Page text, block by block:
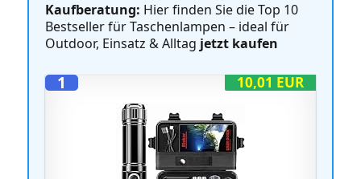
Kaufberatung: Hier finden Sie die Top 10
Bestseller für Taschenlampen – ideal für
Outdoor, Einsatz & Alltag jetzt kaufen
10,01 EUR
1